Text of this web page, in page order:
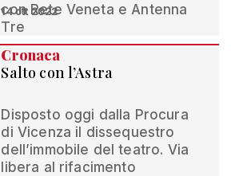
con Rete Veneta e Antenna
Tre
14 ott 2022
Cronaca
Salto con l’Astra
Disposto oggi dalla Procura
di Vicenza il dissequestro
dell’immobile del teatro. Via
libera al rifacimento